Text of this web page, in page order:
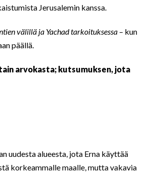
Jerusalemin kanssa.
välillä ja Yachad tarkoituksessa – kun
päällä.
arvokasta; kutsumuksen, jota
uudesta alueesta, jota Erna käyttää
korkeammalle maalle, mutta vakavia